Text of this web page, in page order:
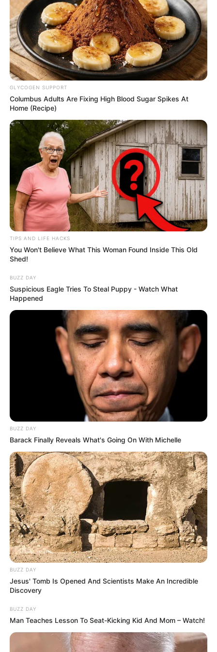
GLYCOGEN SUPPORT
Columbus Adults Are Fixing High Blood Sugar Spikes At
Home (Recipe)
TIPS AND LIFE HACKS
You Won't Believe What This Woman Found Inside This Old
Shed!
BUZZ DAY
Suspicious Eagle Tries To Steal Puppy - Watch What
Happened
BUZZ DAY
Barack Finally Reveals What's Going On With Michelle
BUZZ DAY
Jesus' Tomb Is Opened And Scientists Make An Incredible
Discovery
BUZZ DAY
Man Teaches Lesson To Seat-Kicking Kid And Mom – Watch!